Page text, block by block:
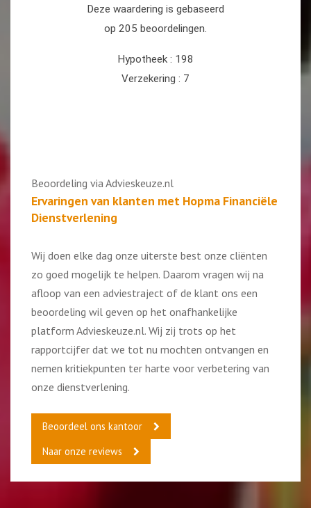
Beoordeling via Advieskeuze.nl
Ervaringen van klanten met Hopma Financiële
Dienstverlening
Wij doen elke dag onze uiterste best onze cliënten
zo goed mogelijk te helpen. Daarom vragen wij na
afloop van een adviestraject of de klant ons een
beoordeling wil geven op het onafhankelijke
platform Advieskeuze.nl. Wij zij trots op het
rapportcijfer dat we tot nu mochten ontvangen en
nemen kritiekpunten ter harte voor verbetering van
onze dienstverlening.
Beoordeel ons kantoor
Naar onze reviews